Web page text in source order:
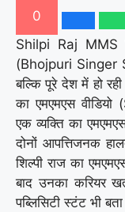
0
Shilpi Raj MMS
(Bhojpuri Singer
बल्कि पूरे देश में हो
का एमएमएस
एक व्यक्ति का
दोनों आपत्तिजनक
शिल्पी राज का
बाद उनका करियर
पब्लिसिटी स्टंट भी